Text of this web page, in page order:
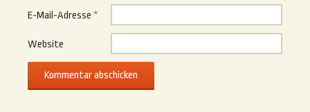
E-Mail-Adresse *
Website